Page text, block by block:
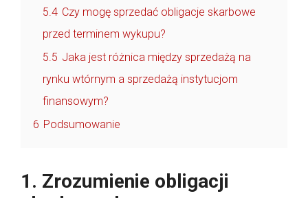
5.4 Czy mogę sprzedać obligacje skarbowe
przed terminem wykupu?
5.5 Jaka jest różnica między sprzedażą na
rynku wtórnym a sprzedażą instytucjom
finansowym?
6 Podsumowanie
1. Zrozumienie obligacji